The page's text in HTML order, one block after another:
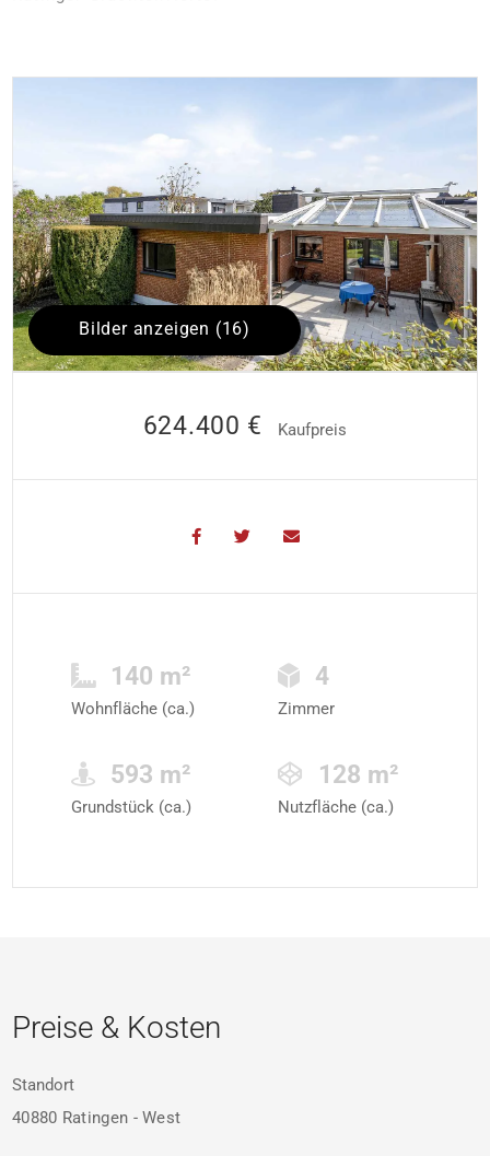
Bilder anzeigen (16)
624.400 € Kaufpreis
140 m²
Wohnfläche (ca.)
4
Zimmer
593 m²
Grundstück (ca.)
128 m²
Nutzfläche (ca.)
Preise & Kosten
Standort
40880 Ratingen - West